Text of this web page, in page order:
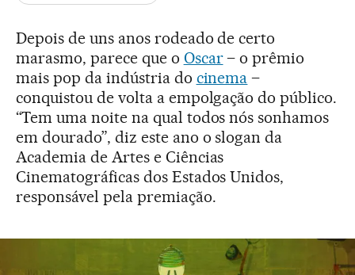
Depois de uns anos rodeado de certo
marasmo, parece que o Oscar– o prêmio
mais pop da indústria do cinema –
conquistou de volta a empolgação do público.
“Tem uma noite na qual todos nós sonhamos
em dourado”, diz este ano o slogan da
Academia de Artes e Ciências
Cinematográficas dos Estados Unidos,
responsável pela premiação.